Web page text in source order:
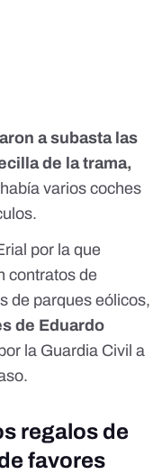
a subasta las
de la trama,
varios coches
.
por la que
contratos de
de parques eólicos,
de Eduardo
la Guardia Civil a
regalos de
favores